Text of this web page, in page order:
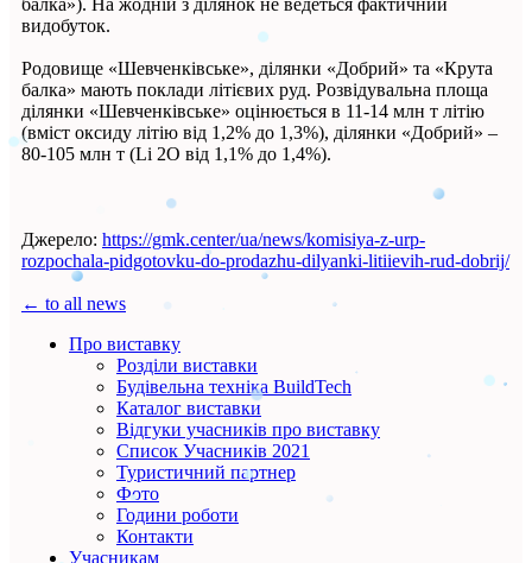
видобуток.
Родовище «Шевченківське», ділянки «Добрий» та «Крута
балка» мають поклади літієвих руд. Розвідувальна площа
ділянки «Шевченківське» оцінюється в 11-14 млн т літію
(вміст оксиду літію від 1,2% до 1,3%), ділянки «Добрий» –
80-105 млн т (Li 2O від 1,1% до 1,4%).
Джерело: https://gmk.center/ua/news/komisiya-z-urp-
rozpochala-pidgotovku-do-prodazhu-dilyanki-litiievih-rud-dobrij/
← to all news
Про виставку
Розділи виставки
Будівельна техніка BuildTech
Каталог виставки
Відгуки учасників про виставку
Список Учасників 2021
Туристичний партнер
Фото
Години роботи
Контакти
Учасникам